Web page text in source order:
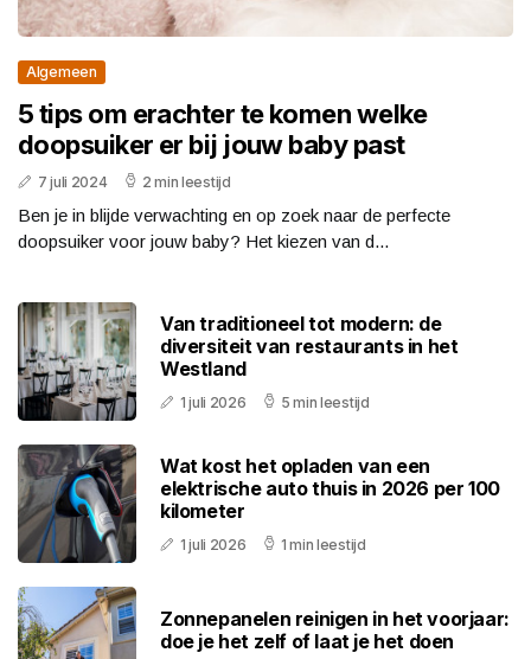
Algemeen
5 tips om erachter te komen welke
doopsuiker er bij jouw baby past
7 juli 2024 2 min leestijd
Ben je in blijde verwachting en op zoek naar de perfecte
doopsuiker voor jouw baby? Het kiezen van d...
Van traditioneel tot modern: de
diversiteit van restaurants in het
Westland
1 juli 2026 5 min leestijd
Wat kost het opladen van een
elektrische auto thuis in 2026 per 100
kilometer
1 juli 2026 1 min leestijd
Zonnepanelen reinigen in het voorjaar:
doe je het zelf of laat je het doen